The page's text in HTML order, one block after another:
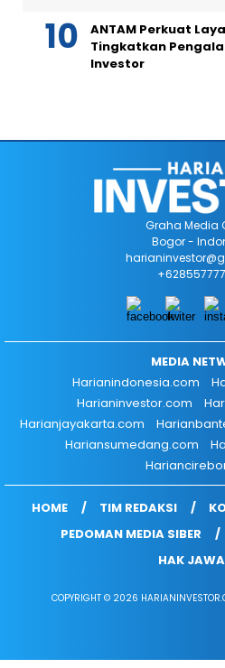
ANTAM Perkuat
Tingkatkan
Investor
Graha Media
Bogor -
MEDIA
Harianindonesia.com
Harianinvestor.com
Harianjayakarta.com
Hariansumedang.com
HOME TIM REDAKSI
PEDOMAN MEDIA SIBER
HAK
COPYRIGHT © 2026